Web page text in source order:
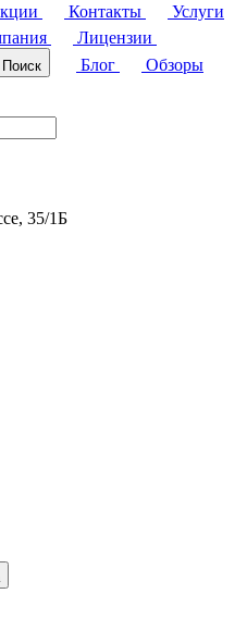
Контакты
Услуги
Лицензии
Поиск Блог
Обзоры
35/1Б